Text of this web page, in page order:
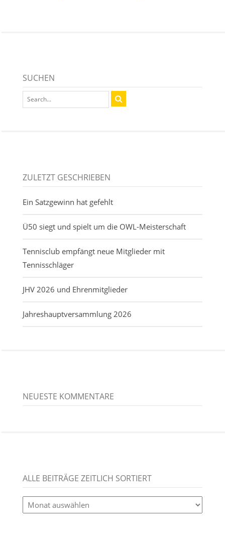
SUCHEN
ZULETZT GESCHRIEBEN
Ein Satzgewinn hat gefehlt
Ü50 siegt und spielt um die OWL-Meisterschaft
Tennisclub empfängt neue Mitglieder mit
Tennisschläger
JHV 2026 und Ehrenmitglieder
Jahreshauptversammlung 2026
NEUESTE KOMMENTARE
ALLE BEITRÄGE ZEITLICH SORTIERT
alle
Beiträge
zeitlich